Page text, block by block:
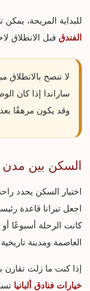
للبداية المريحة، يمكن
الفندق قبل الانطلاق
لا ننصح
ساراندا إذا كان
وقد يكون مرهقًا
السكن بين مدن
اختيار السكن يحدد
اجعل تيرانا قاعدة
كانت الرحلة أسبوعًا
العاصمة ومدينة
إذا كنت ما زلت تقارن
خيارات فنادق ألبانيا